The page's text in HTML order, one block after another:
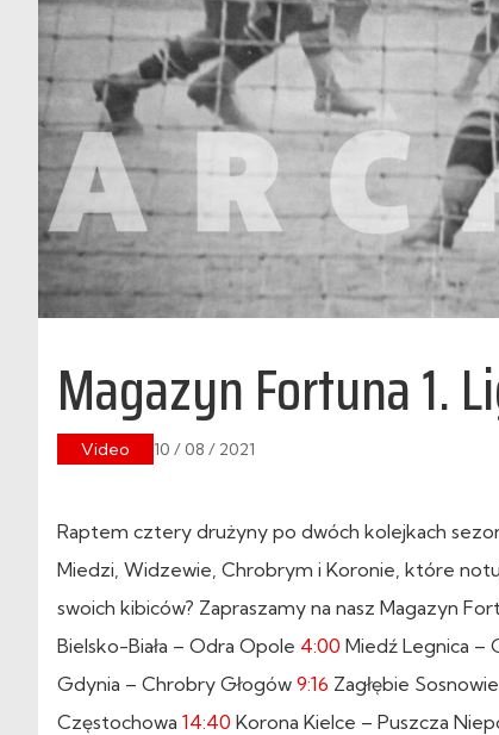
Magazyn Fortuna 1.
Video 10 / 08 / 2021
Raptem cztery drużyny po dwóch kolejkach
Miedzi, Widzewie, Chrobrym i Koronie, które
swoich kibiców? Zapraszamy na nasz Magazyn
Bielsko-Biała – Odra Opole 4:00 Miedź Legnica –
Gdynia – Chrobry Głogów 9:16 Zagłębie
Częstochowa 14:40 Korona Kielce – Puszcza